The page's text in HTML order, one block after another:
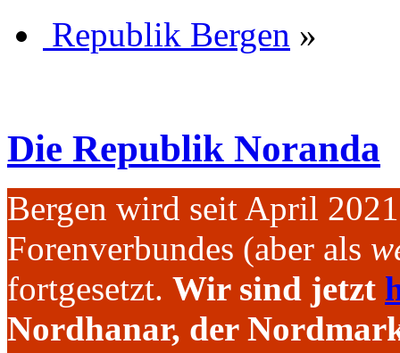
Republik Bergen »
Die Republik Noranda
Bergen wird seit April
Forenverbundes (aber als
fortgesetzt. Wir sind jetzt
Nordhanar, der